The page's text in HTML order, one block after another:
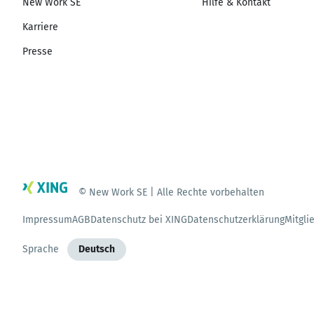
New Work SE
Karriere
Presse
Hilfe & Kontakt
© New Work SE | Alle Rechte vorbehalten
ImpressumAGBDatenschutz bei XINGDatenschutzerklärung
Sprache Deutsch